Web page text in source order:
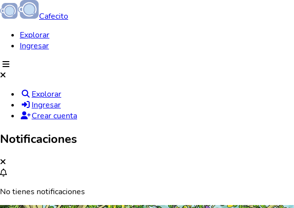
Cafecito
Explorar
Ingresar
Explorar
Ingresar
Crear cuenta
Notificaciones
No tienes notificaciones